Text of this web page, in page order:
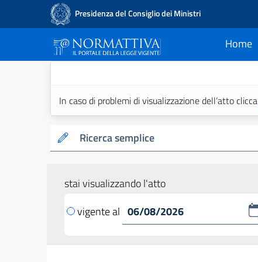
Presidenza del Consiglio dei Ministri
Home
current
In caso di problemi di visualizzazione dell’atto clicca
Ricerca semplice
stai visualizzando l'atto
vigente al